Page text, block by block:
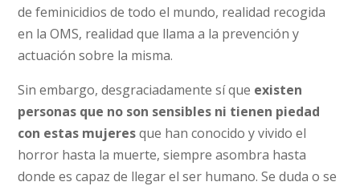
de feminicidios de todo el mundo, realidad recogida
en la OMS, realidad que llama a la prevención y
actuación sobre la misma.
Sin embargo, desgraciadamente sí que existen
personas que no son sensibles ni tienen piedad
con estas mujeresque han conocido y vivido el
horror hasta la muerte, siempre asombra hasta
donde es capaz de llegar el ser humano. Se duda o se